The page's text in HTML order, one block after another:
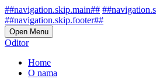
##navigation.skip.main##
##navigation.skip.footer##
Open Menu
Oditor
Home
O nama